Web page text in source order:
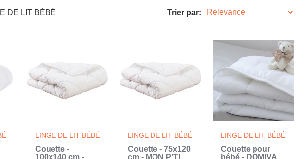
DE LIT BÉBÉ Trier par:
LINGE DE LIT BÉBÉ
Couette -
100x140 cm -
LINGE DE LIT BÉBÉ
Couette - 75x120
cm - MON P'TIT
LINGE DE LIT BÉBÉ
Couette pour
bébé - DOMIVA -